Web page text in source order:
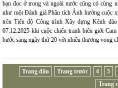
bạn đọc ở trong và ngoài nước cũng có cùng
như một Đánh giá Phân tích Ảnh hưởng cuộc
trên Tiến độ Công trình Xây dựng Kênh
07.12.2025 khi cuộc chiến tranh biên giới
bước sang ngày thứ 20 với nhiều thương vong
Trang đầu Trang trước 4 5
Trang